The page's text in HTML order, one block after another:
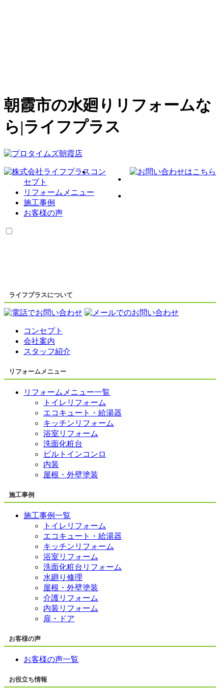
朝霞市の水廻りリフォームな
ら|ライフプラス
コン
セプト
リフォームメニュー
施工事例
お客様の声
ライフプラスについて
コンセプト
会社案内
スタッフ紹介
リフォームメニュー
リフォームメニュー一覧
トイレリフォーム
エコキュート・給湯器
キッチンリフォーム
浴室リフォーム
洗面化粧台
ビルトインコンロ
内装
屋根・外壁塗装
施工事例
施工事例一覧
トイレリフォーム
エコキュート・給湯器
キッチンリフォーム
浴室リフォーム
洗面化粧台リフォーム
水廻り修理
屋根・外壁塗装
介護リフォーム
内装リフォーム
扉・ドア
お客様の声
お客様の声一覧
お役立ち情報